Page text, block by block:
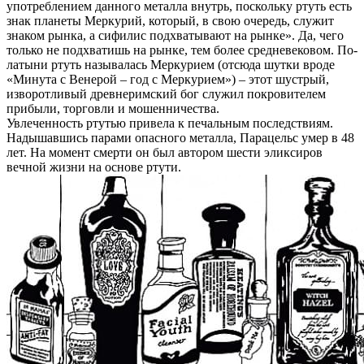
употреблением данного металла внутрь, поскольку ртуть есть
знак планеты Меркурий, который, в свою очередь, служит
знаком рынка, а сифилис подхватывают на рынке». Да, чего
только не подхватишь на рынке, тем более средневековом. По-
латыни ртуть называлась Меркурием (отсюда шутки вроде
«Минута с Венерой – год с Меркурием») – этот шустрый,
изворотливый древнеримский бог служил покровителем
прибыли, торговли и мошенничества.
Увлеченность ртутью привела к печальным последствиям.
Надышавшись парами опасного металла, Парацельс умер в 48
лет. На момент смерти он был автором шести эликсиров
вечной жизни на основе ртути.